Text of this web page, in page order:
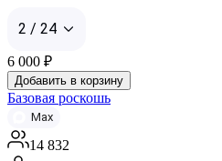
2 / 24
6 000 ₽
Добавить в корзину
Базовая роскошь
Max
14 832